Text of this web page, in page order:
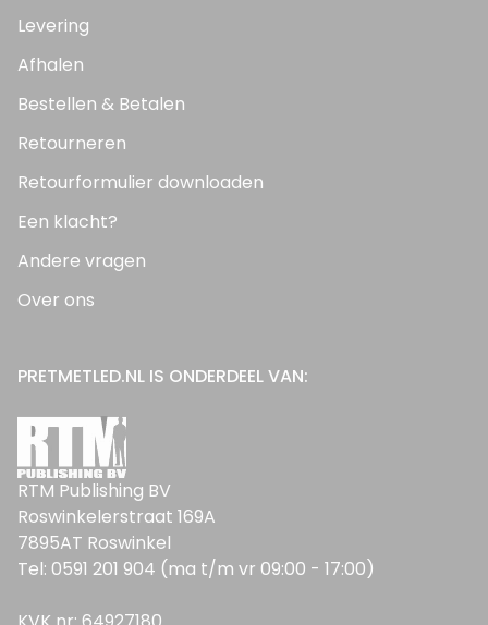
Levering
Afhalen
Bestellen & Betalen
Retourneren
Retourformulier downloaden
Een klacht?
Andere vragen
Over ons
PRETMETLED.NL IS ONDERDEEL VAN:
RTM Publishing BV
Roswinkelerstraat 169A
7895AT Roswinkel
Tel: 0591 201 904 (ma t/m vr 09:00 - 17:00)